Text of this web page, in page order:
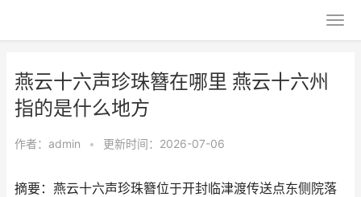
燕云十六声珍珠簪在哪里 燕云十六州
指的是什么地方
作者： admin • 更新时间：2026-07-06
摘要：燕云十六声珍珠簪位于开封临津渡传送点东侧院落